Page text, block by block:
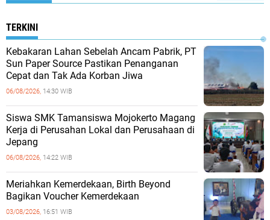
TERKINI
Kebakaran Lahan Sebelah Ancam Pabrik, PT
Sun Paper Source Pastikan Penanganan
Cepat dan Tak Ada Korban Jiwa
06/08/2026, 14:30 WIB
Siswa SMK Tamansiswa Mojokerto Magang
Kerja di Perusahan Lokal dan Perusahaan di
Jepang
06/08/2026, 14:22 WIB
Meriahkan Kemerdekaan, Birth Beyond
Bagikan Voucher Kemerdekaan
03/08/2026, 16:51 WIB